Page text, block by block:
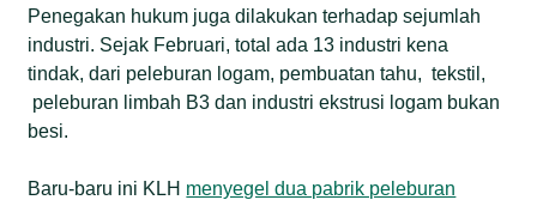
Penegakan hukum juga dilakukan terhadap sejumlah
industri. Sejak Februari, total ada 13 industri kena
tindak, dari peleburan logam, pembuatan tahu, tekstil,
peleburan limbah B3 dan industri ekstrusi logam bukan
besi.
Baru-baru ini KLH menyegel dua pabrik peleburan